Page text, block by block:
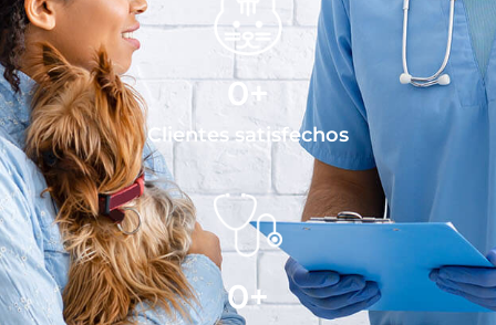
Clientes satisfechos
0+
0+